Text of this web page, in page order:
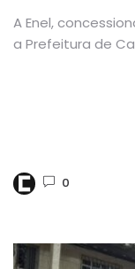
A Enel,
a Prefeitura de
0